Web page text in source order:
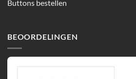
Buttons bestellen
BEOORDELINGEN